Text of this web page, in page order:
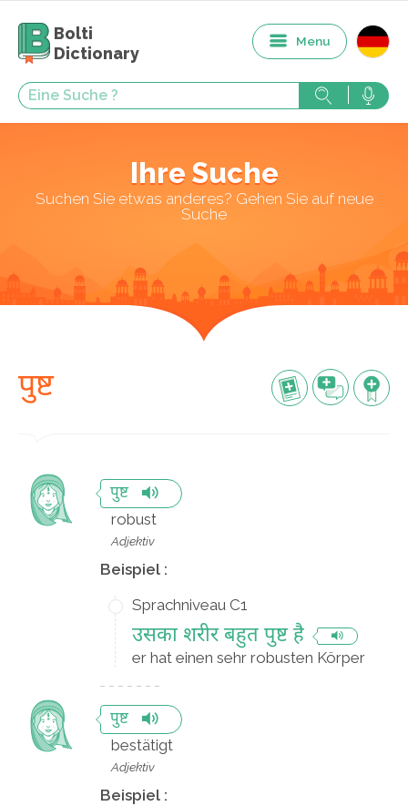
Bolti
Dictionary
Menu
Ihre Suche
Suchen Sie etwas anderes? Gehen Sie auf neue
Suche
पुष्ट
पुष्ट
robust
Adjektiv
Beispiel :
Sprachniveau C1
उसका शरीर बहुत पुष्ट है
er hat einen sehr robusten Körper
पुष्ट
bestätigt
Adjektiv
Beispiel :